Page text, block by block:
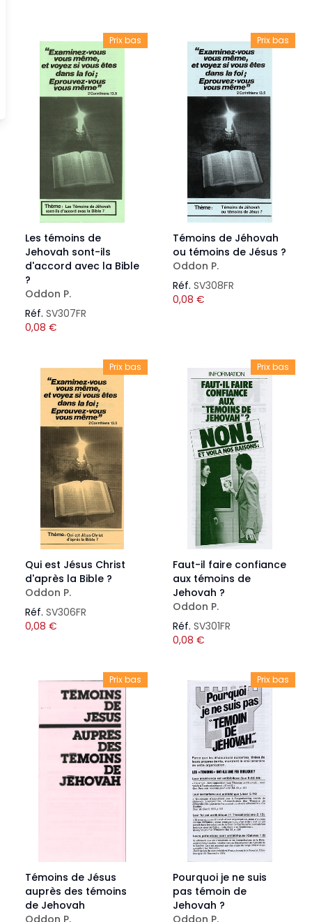
Prix bas
Les témoins de
Jehovah sont-ils
d'accord avec la Bible
?
Oddon P.
Réf. SV307FR
0,08 €
Prix bas
Témoins de Jéhovah
ou témoins de Jésus ?
Oddon P.
Réf. SV308FR
0,08 €
Prix bas
Qui est Jésus Christ
d'après la Bible ?
Oddon P.
Réf. SV306FR
0,08 €
Prix bas
Faut-il faire confiance
aux témoins de
Jehovah ?
Oddon P.
Réf. SV301FR
0,08 €
Prix bas
Témoins de Jésus
auprès des témoins
de Jehovah
Oddon P.
Prix bas
Pourquoi je ne suis
pas témoin de
Jehovah ?
Oddon P.